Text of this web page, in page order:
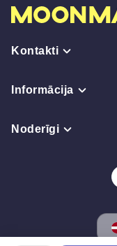
Kontakti
Informācija
Noderīgi